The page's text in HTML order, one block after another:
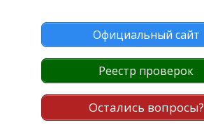
Официальный сайт
Реестр проверок
Остались вопросы?